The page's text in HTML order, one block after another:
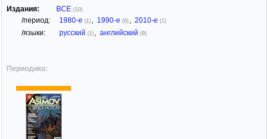
Издания: ВСЕ (10)
/период: 1980-е (1) 1990-е (8) 2010-е (1)
/языки: русский (1) английский (9)
Периодика: